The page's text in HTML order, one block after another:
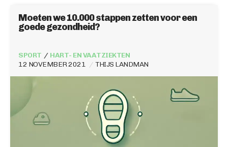
Moeten we 10.000 stappen zetten voor een
goede gezondheid?
12 NOVEMBER 2021 THIJS LANDMAN
SPORT HART- EN VAATZIEKTEN